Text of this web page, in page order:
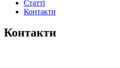
Статті
Контакти
Контакти